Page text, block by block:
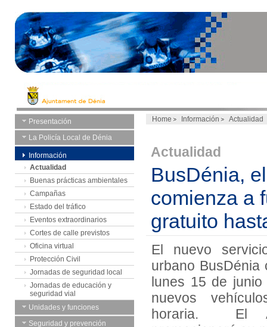
Presentación
La Policía Local de Dénia
Información
Actualidad
Buenas prácticas ambientales
Campañas
Estado del tráfico
Eventos extraordinarios
Cortes de calle previstos
Oficina virtual
Protección Civil
Jornadas de seguridad local
Jornadas de educación y
seguridad vial
Unidades y funciones
Seguridad y prevención
Home Información Actualidad
Actualidad
BusDénia,
comienza a
gratuito
El nuevo
urbano BusDénia
lunes 15 de
nuevos
horaria. El